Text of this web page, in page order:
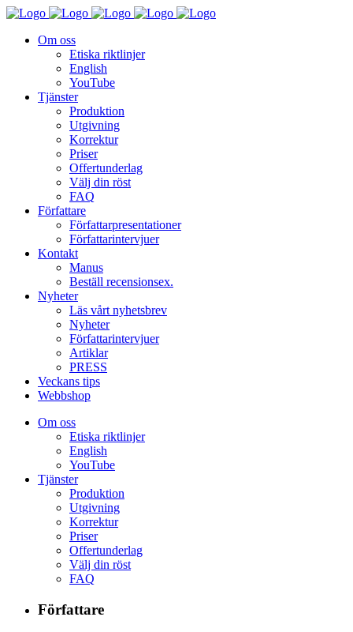
Om oss
Etiska riktlinjer
English
YouTube
Tjänster
Produktion
Utgivning
Korrektur
Priser
Offertunderlag
Välj din röst
FAQ
Författare
Författarpresentationer
Författarintervjuer
Kontakt
Manus
Beställ recensionsex.
Nyheter
Läs vårt nyhetsbrev
Nyheter
Författarintervjuer
Artiklar
PRESS
Veckans tips
Webbshop
Om oss
Etiska riktlinjer
English
YouTube
Tjänster
Produktion
Utgivning
Korrektur
Priser
Offertunderlag
Välj din röst
FAQ
Författare